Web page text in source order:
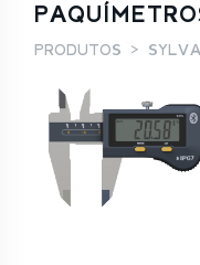
PRODUTOS